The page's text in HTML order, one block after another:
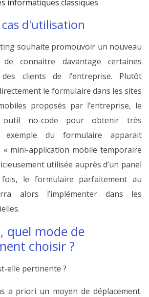
informatiques classiques
d'utilisation
souhaite promouvoir un nouveau
connaitre davantage certaines
des clients de l’entreprise. Plutôt
le formulaire dans les sites
proposés par l’entreprise, le
no-code pour obtenir très
exemple du formulaire apparait
« mini-application mobile temporaire
utilisée auprès d’un panel
le formulaire parfaitement au
alors l’implémenter dans les
quel mode de
choisir ?
elle pertinente ?
a priori un moyen de déplacement.